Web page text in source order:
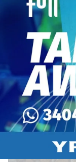
El DeepSeek V4-
Artificial Analysis,
líderes del mercado.